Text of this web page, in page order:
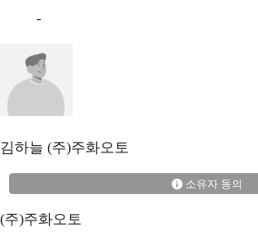
-
김하늘 (주)주화오토
소유자 동의
(주)주화오토